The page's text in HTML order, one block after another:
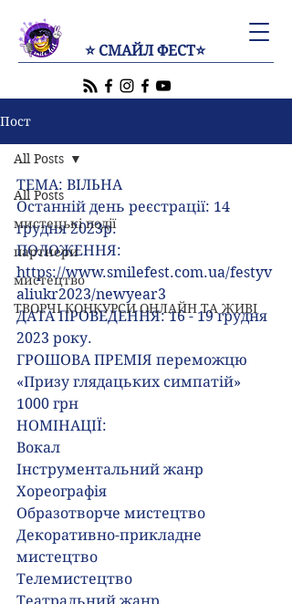
⭐ СМАЙЛ ФЕСТ⭐
Пост
All Posts
мистецькі події
партнери
мистецтво
ТВОРЧІ КОНКУРСИ ОНЛАЙН ТА ЖИВІ
All Posts
ТЕМА: ВІЛЬНА
Останній день реєстрації: 14
грудня 2023р.
ПОЛОЖЕННЯ:
https://www.smilefest.com.ua/festyv
aliukr2023/newyear3
ДАТА ПРОВЕДЕННЯ: 16 - 19 грудня
2023 року.
ГРОШОВА ПРЕМІЯ переможцю
«Призу глядацьких симпатій»
1000 грн
НОМІНАЦІЇ:
Вокал
Інструментальний жанр
Хореографія
Образотворче мистецтво
Декоративно-прикладне
мистецтво
Телемистецтво